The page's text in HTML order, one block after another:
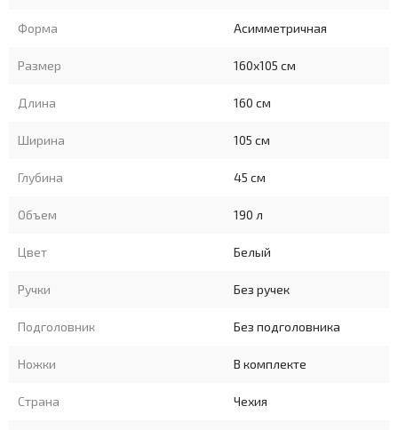
Форма Асимметричная
Размер 160x105 см
Длина 160 см
Ширина 105 см
Глубина 45 см
Объем 190 л
Цвет Белый
Ручки Без ручек
Подголовник Без подголовника
Ножки В комплекте
Страна Чехия